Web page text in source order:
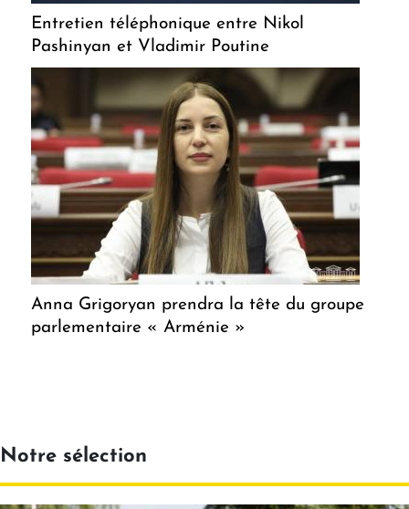
Entretien téléphonique entre Nikol
Pashinyan et Vladimir Poutine
Anna Grigoryan prendra la tête du groupe
parlementaire « Arménie »
Notre sélection